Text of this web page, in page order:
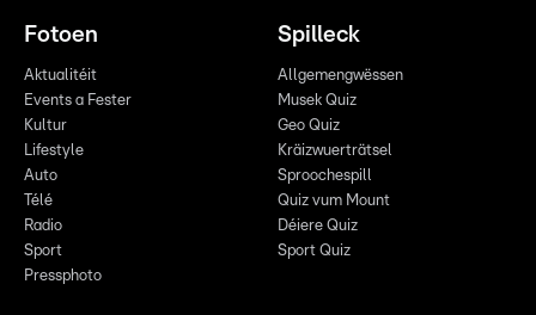
Fotoen
Aktualitéit
Events a Fester
Kultur
Lifestyle
Auto
Télé
Radio
Sport
Pressphoto
Spilleck
Allgemengwëssen
Musek Quiz
Geo Quiz
Kräizwuerträtsel
Sproochespill
Quiz vum Mount
Déiere Quiz
Sport Quiz